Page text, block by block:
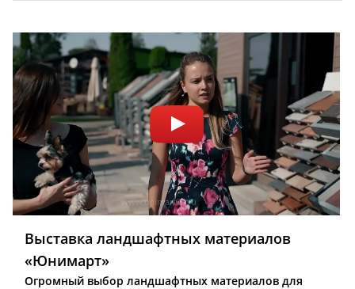
Выставка ландшафтных материалов
«Юнимарт»
Огромный выбор ландшафтных материалов для